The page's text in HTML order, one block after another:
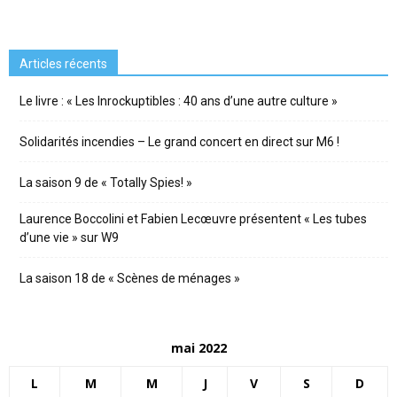
Articles récents
Le livre : « Les Inrockuptibles : 40 ans d’une autre culture »
Solidarités incendies – Le grand concert en direct sur M6 !
La saison 9 de « Totally Spies! »
Laurence Boccolini et Fabien Lecœuvre présentent « Les tubes
d’une vie » sur W9
La saison 18 de « Scènes de ménages »
mai 2022
L M M J V S D